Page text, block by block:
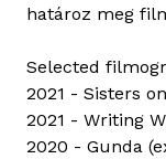
határoz meg
Selected
2021 - Sisters
2021 - Writing
2020 - Gunda